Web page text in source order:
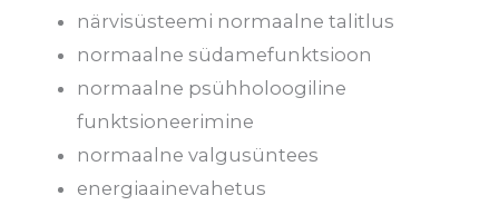
närvisüsteemi normaalne talitlus
normaalne südamefunktsioon
normaalne psühholoogiline
funktsioneerimine
normaalne valgusüntees
energiaainevahetus